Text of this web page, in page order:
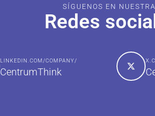
SÍGUENOS EN
Redes
LINKEDIN.COM/COMPANY/
CentrumThink